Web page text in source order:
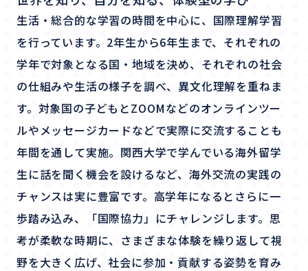
生活・総合的な学習の時間を中心に、国際理解学習
を行っています。2年生から6年生まで、それぞれの
学年で対象となる国・地域を決め、それぞれの社会
の仕組みや生活の様子を調べ、異文化理解を重ねま
す。対象国の子どもとZOOMなどのオンラインツー
ルやメッセージカードなどで実際に交流することも
年間を通して実施。関西大学で学んでいる海外留学
生に話を聞く機会を設けるなど、海外交流の実践の
チャンスは実に豊富です。高学年になるとさらに一
歩踏み込み、「国際協力」にチャレンジします。思
考が柔軟な時期に、さまざまな体験を繰り返して視
野を大きく広げ、社会に参加・貢献する姿勢を育み